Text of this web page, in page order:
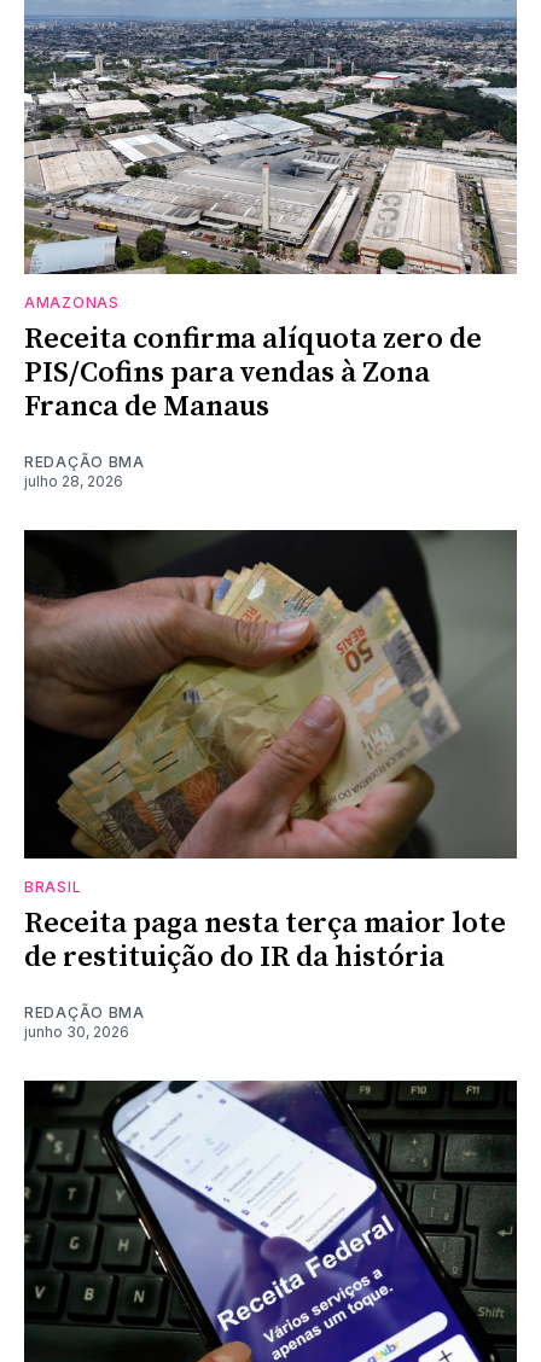
AMAZONAS
Receita confirma alíquota zero de
PIS/Cofins para vendas à Zona
Franca de Manaus
REDAÇÃO BMA
julho 28, 2026
BRASIL
Receita paga nesta terça maior lote
de restituição do IR da história
REDAÇÃO BMA
junho 30, 2026